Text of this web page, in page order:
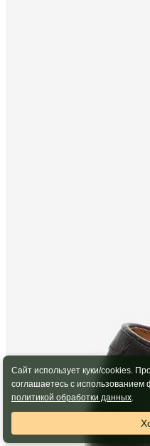
Сайт использует куки/cookies.
соглашаетесь с использованием
политикой обработки данных.